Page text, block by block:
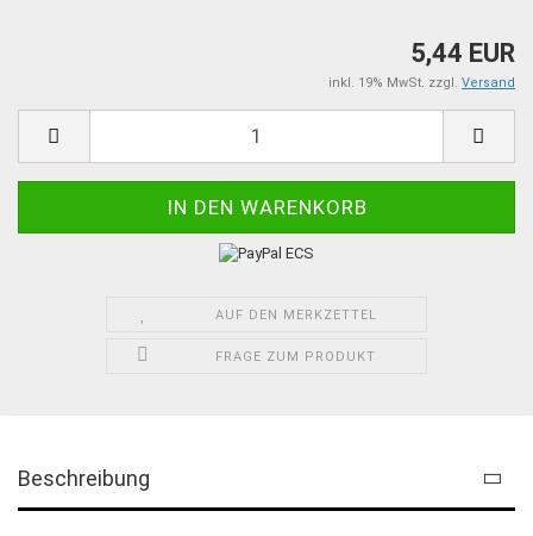
5,44 EUR
inkl. 19% MwSt. zzgl. Versand
AUF DEN MERKZETTEL
FRAGE ZUM PRODUKT
Beschreibung